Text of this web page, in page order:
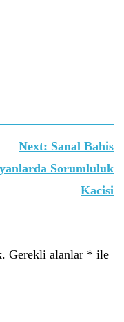
Next: Sanal Bahis
Sorumluluk
Kacisi
Gerekli alanlar * ile